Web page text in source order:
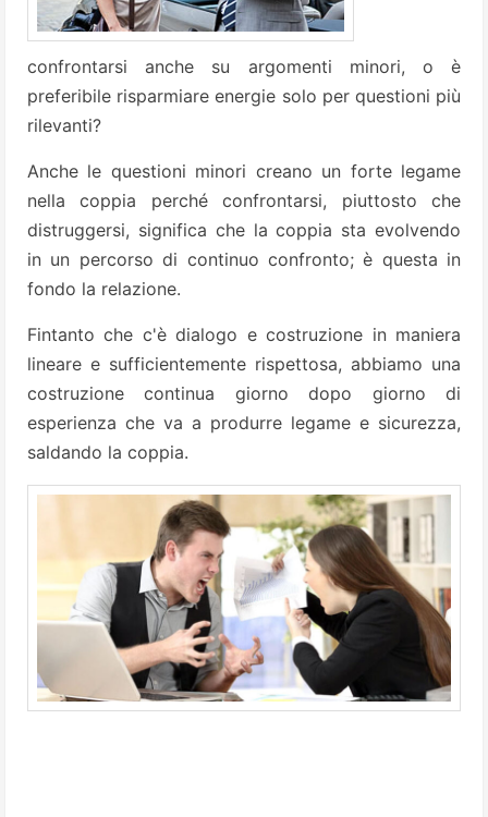
confrontarsi anche su argomenti minori, o è
preferibile risparmiare energie solo per questioni più
rilevanti?
Anche le questioni minori creano un forte legame
nella coppia perché confrontarsi, piuttosto che
distruggersi, significa che la coppia sta evolvendo
in un percorso di continuo confronto; è questa in
fondo la relazione.
Fintanto che c'è dialogo e costruzione in maniera
lineare e sufficientemente rispettosa, abbiamo una
costruzione continua giorno dopo giorno di
esperienza che va a produrre legame e sicurezza,
saldando la coppia.